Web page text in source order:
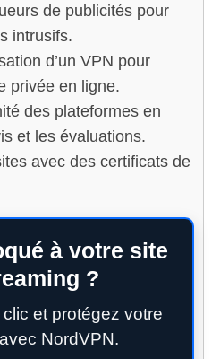
de publicités pour
intrusifs.
d’un VPN pour
privée en ligne.
des plateformes en
et les évaluations.
avec des certificats de
à votre site
?
et protégez votre
NordVPN.